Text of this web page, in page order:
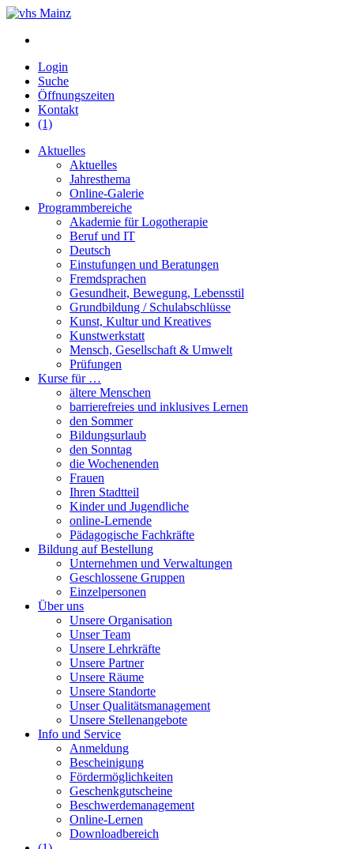
Login
Suche
Öffnungszeiten
Kontakt
(1)
Aktuelles
Aktuelles
Jahresthema
Online-Galerie
Programmbereiche
Akademie für Logotherapie
Beruf und IT
Deutsch
Einstufungen und Beratungen
Fremdsprachen
Gesundheit, Bewegung, Lebensstil
Grundbildung / Schulabschlüsse
Kunst, Kultur und Kreatives
Kunstwerkstatt
Mensch, Gesellschaft & Umwelt
Prüfungen
Kurse für …
ältere Menschen
barrierefreies und inklusives Lernen
den Sommer
Bildungsurlaub
den Sonntag
die Wochenenden
Frauen
Ihren Stadtteil
Kinder und Jugendliche
online-Lernende
Pädagogische Fachkräfte
Bildung auf Bestellung
Unternehmen und Verwaltungen
Geschlossene Gruppen
Einzelpersonen
Über uns
Unsere Organisation
Unser Team
Unsere Lehrkräfte
Unsere Partner
Unsere Räume
Unsere Standorte
Unser Qualitätsmanagement
Unsere Stellenangebote
Info und Service
Anmeldung
Bescheinigung
Fördermöglichkeiten
Geschenkgutscheine
Beschwerdemanagement
Online-Lernen
Downloadbereich